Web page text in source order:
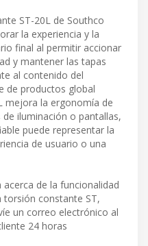
ST-20L de Southco
la experiencia y la
final al permitir accionar
y mantener las tapas
al contenido del
de productos global
mejora la ergonomía de
iluminación o pantallas,
puede representar la
de usuario o una
de la funcionalidad
torsión constante ST,
un correo electrónico al
24 horas